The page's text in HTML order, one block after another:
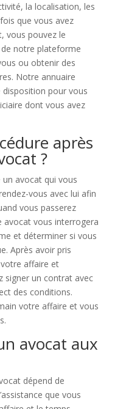
la localisation, les
que vous avez
vous pouvez le
notre plateforme
ou obtenir des
Notre annuaire
disposition pour vous
dont vous avez
après
?
avocat qui vous
vous avec lui afin
vous passerez
vous interrogera
et déterminer si vous
Après avoir pris
affaire et
signer un contrat avec
des conditions.
votre affaire et vous
avocat aux
dépend de
que vous